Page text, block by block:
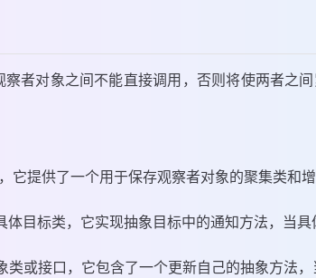
者对象之间不能直接调用，否则将使两者之
它提供了一个用于保存观察者对象的聚集类和
目标类，它实现抽象目标中的通知方法，当
或接口，它包含了一个更新自己的抽象方法